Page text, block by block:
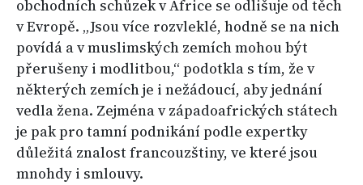
obchodních schůzek v Africe se odlišuje od těch
v Evropě. „Jsou více rozvleklé, hodně se na nich
povídá a v muslimských zemích mohou být
přerušeny i modlitbou,“ podotkla s tím, že v
některých zemích je i nežádoucí, aby jednání
vedla žena. Zejména v západoafrických státech
je pak pro tamní podnikání podle expertky
důležitá znalost francouzštiny, ve které jsou
mnohdy i smlouvy.